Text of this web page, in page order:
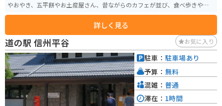
やおやき、五平餅やお土産屋さん、昔ながらのカフェが並び、食べ歩きや散
策が楽しめるスポットです。日常から離れ、心地よい風を感じながらノスタ
ルジックな雰囲気の宿場町で都会にはないのんびりとしたひとときが過ごせ
ます。 石畳の坂の街道は、今も江戸時代の面影が残り、島崎藤村のゆかりの
地としても有名な馬籠宿は、島崎藤村の生家で、馬籠宿本陣跡である藤村記
念館も残っています。散策しているとタイムスリップしたような気分になり
ます。
詳しく見る
道の駅 信州平谷 お気に入り
駐車： 駐車場あり
予算： 無料
混雑： 普通
滞在： 1時間